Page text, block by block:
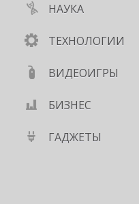
НАУКА
ТЕХНОЛОГИИ
ВИДЕОИГРЫ
БИЗНЕС
ГАДЖЕТЫ